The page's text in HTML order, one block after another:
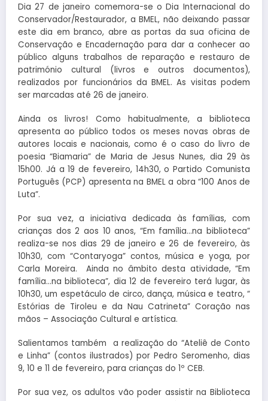
Dia 27 de janeiro comemora-se o Dia Internacional do
Conservador/Restaurador, a BMEL, não deixando passar
este dia em branco, abre as portas da sua oficina de
Conservação e Encadernação para dar a conhecer ao
público alguns trabalhos de reparação e restauro de
património cultural (livros e outros documentos),
realizados por funcionários da BMEL. As visitas podem
ser marcadas até 26 de janeiro.
Ainda os livros! Como habitualmente, a biblioteca
apresenta ao público todos os meses novas obras de
autores locais e nacionais, como é o caso do livro de
poesia “Biamaria” de Maria de Jesus Nunes, dia 29 às
15h00. Já a 19 de fevereiro, 14h30, o Partido Comunista
Português (PCP) apresenta na BMEL a obra “100 Anos de
Luta”.
Por sua vez, a iniciativa dedicada às famílias, com
crianças dos 2 aos 10 anos, “Em família…na biblioteca”
realiza-se nos dias 29 de janeiro e 26 de fevereiro, às
10h30, com “Contaryoga” contos, música e yoga, por
Carla Moreira. Ainda no âmbito desta atividade, “Em
família…na biblioteca”, dia 12 de fevereiro terá lugar, às
10h30, um espetáculo de circo, dança, música e teatro, “
Estórias de Tiroleu e da Nau Catrineta” Coração nas
mãos – Associação Cultural e artística.
Salientamos também a realização do “Ateliê de Conto
e Linha” (contos ilustrados) por Pedro Seromenho, dias
9, 10 e 11 de fevereiro, para crianças do 1º CEB.
Por sua vez, os adultos vão poder assistir na Biblioteca